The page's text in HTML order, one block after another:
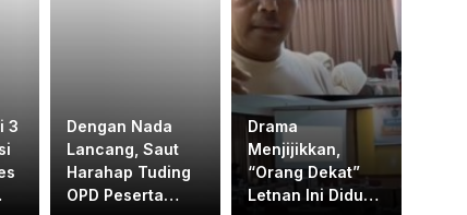
3
Dengan Nada
Lancang, Saut
Harahap Tuding
OPD Peserta
Drama
Menjijikkan,
“Orang Dekat”
Letnan Ini Diduga